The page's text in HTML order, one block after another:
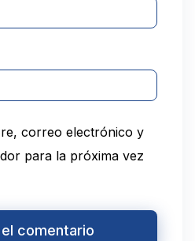
correo electrónico y
para la próxima vez